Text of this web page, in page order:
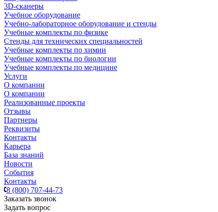
3D-сканеры
Учебное оборудование
Учебно-лабораторное оборудование и стенды
Учебные комплекты по физике
Стенды для технических специальностей
Учебные комплекты по химии
Учебные комплекты по биологии
Учебные комплекты по медицине
Услуги
О компании
О компании
Реализованные проекты
Отзывы
Партнеры
Реквизиты
Контакты
Карьера
База знаний
Новости
События
Контакты
8 (800) 707-44-73
Заказать звонок
Задать вопрос